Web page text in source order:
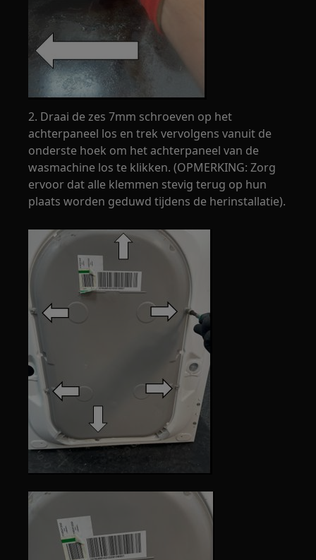
2. Draai de zes 7mm schroeven op het
achterpaneel los en trek vervolgens vanuit de
onderste hoek om het achterpaneel van de
wasmachine los te klikken. (OPMERKING: Zorg
ervoor dat alle klemmen stevig terug op hun
plaats worden geduwd tijdens de herinstallatie).